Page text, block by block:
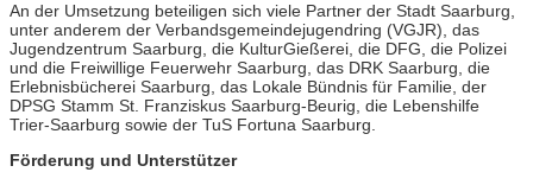
An der Umsetzung beteiligen sich viele Partner der Stadt Saarburg,
unter anderem der Verbandsgemeindejugendring (VGJR), das
Jugendzentrum Saarburg, die KulturGießerei, die DFG, die Polizei
und die Freiwillige Feuerwehr Saarburg, das DRK Saarburg, die
Erlebnisbücherei Saarburg, das Lokale Bündnis für Familie, der
DPSG Stamm St. Franziskus Saarburg-Beurig, die Lebenshilfe
Trier-Saarburg sowie der TuS Fortuna Saarburg.
Förderung und Unterstützer